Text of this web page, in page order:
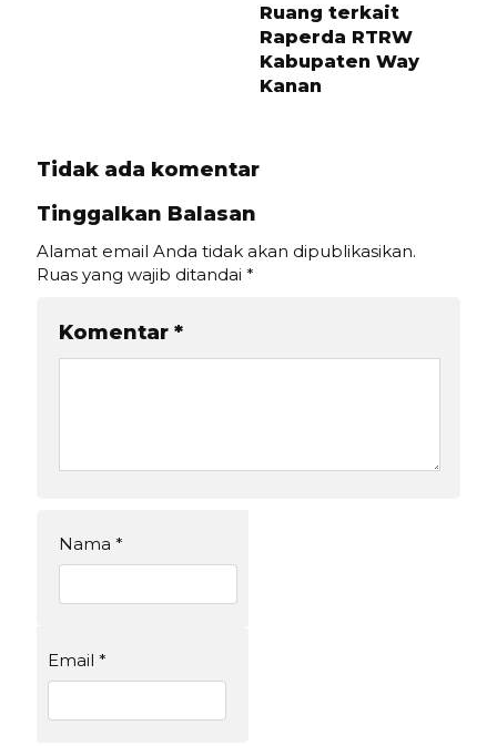
Ruang terkait
Raperda RTRW
Kabupaten Way
Kanan
Tidak ada komentar
Tinggalkan Balasan
Alamat email Anda tidak akan dipublikasikan.
Ruas yang wajib ditandai *
Komentar *
Nama *
Email *